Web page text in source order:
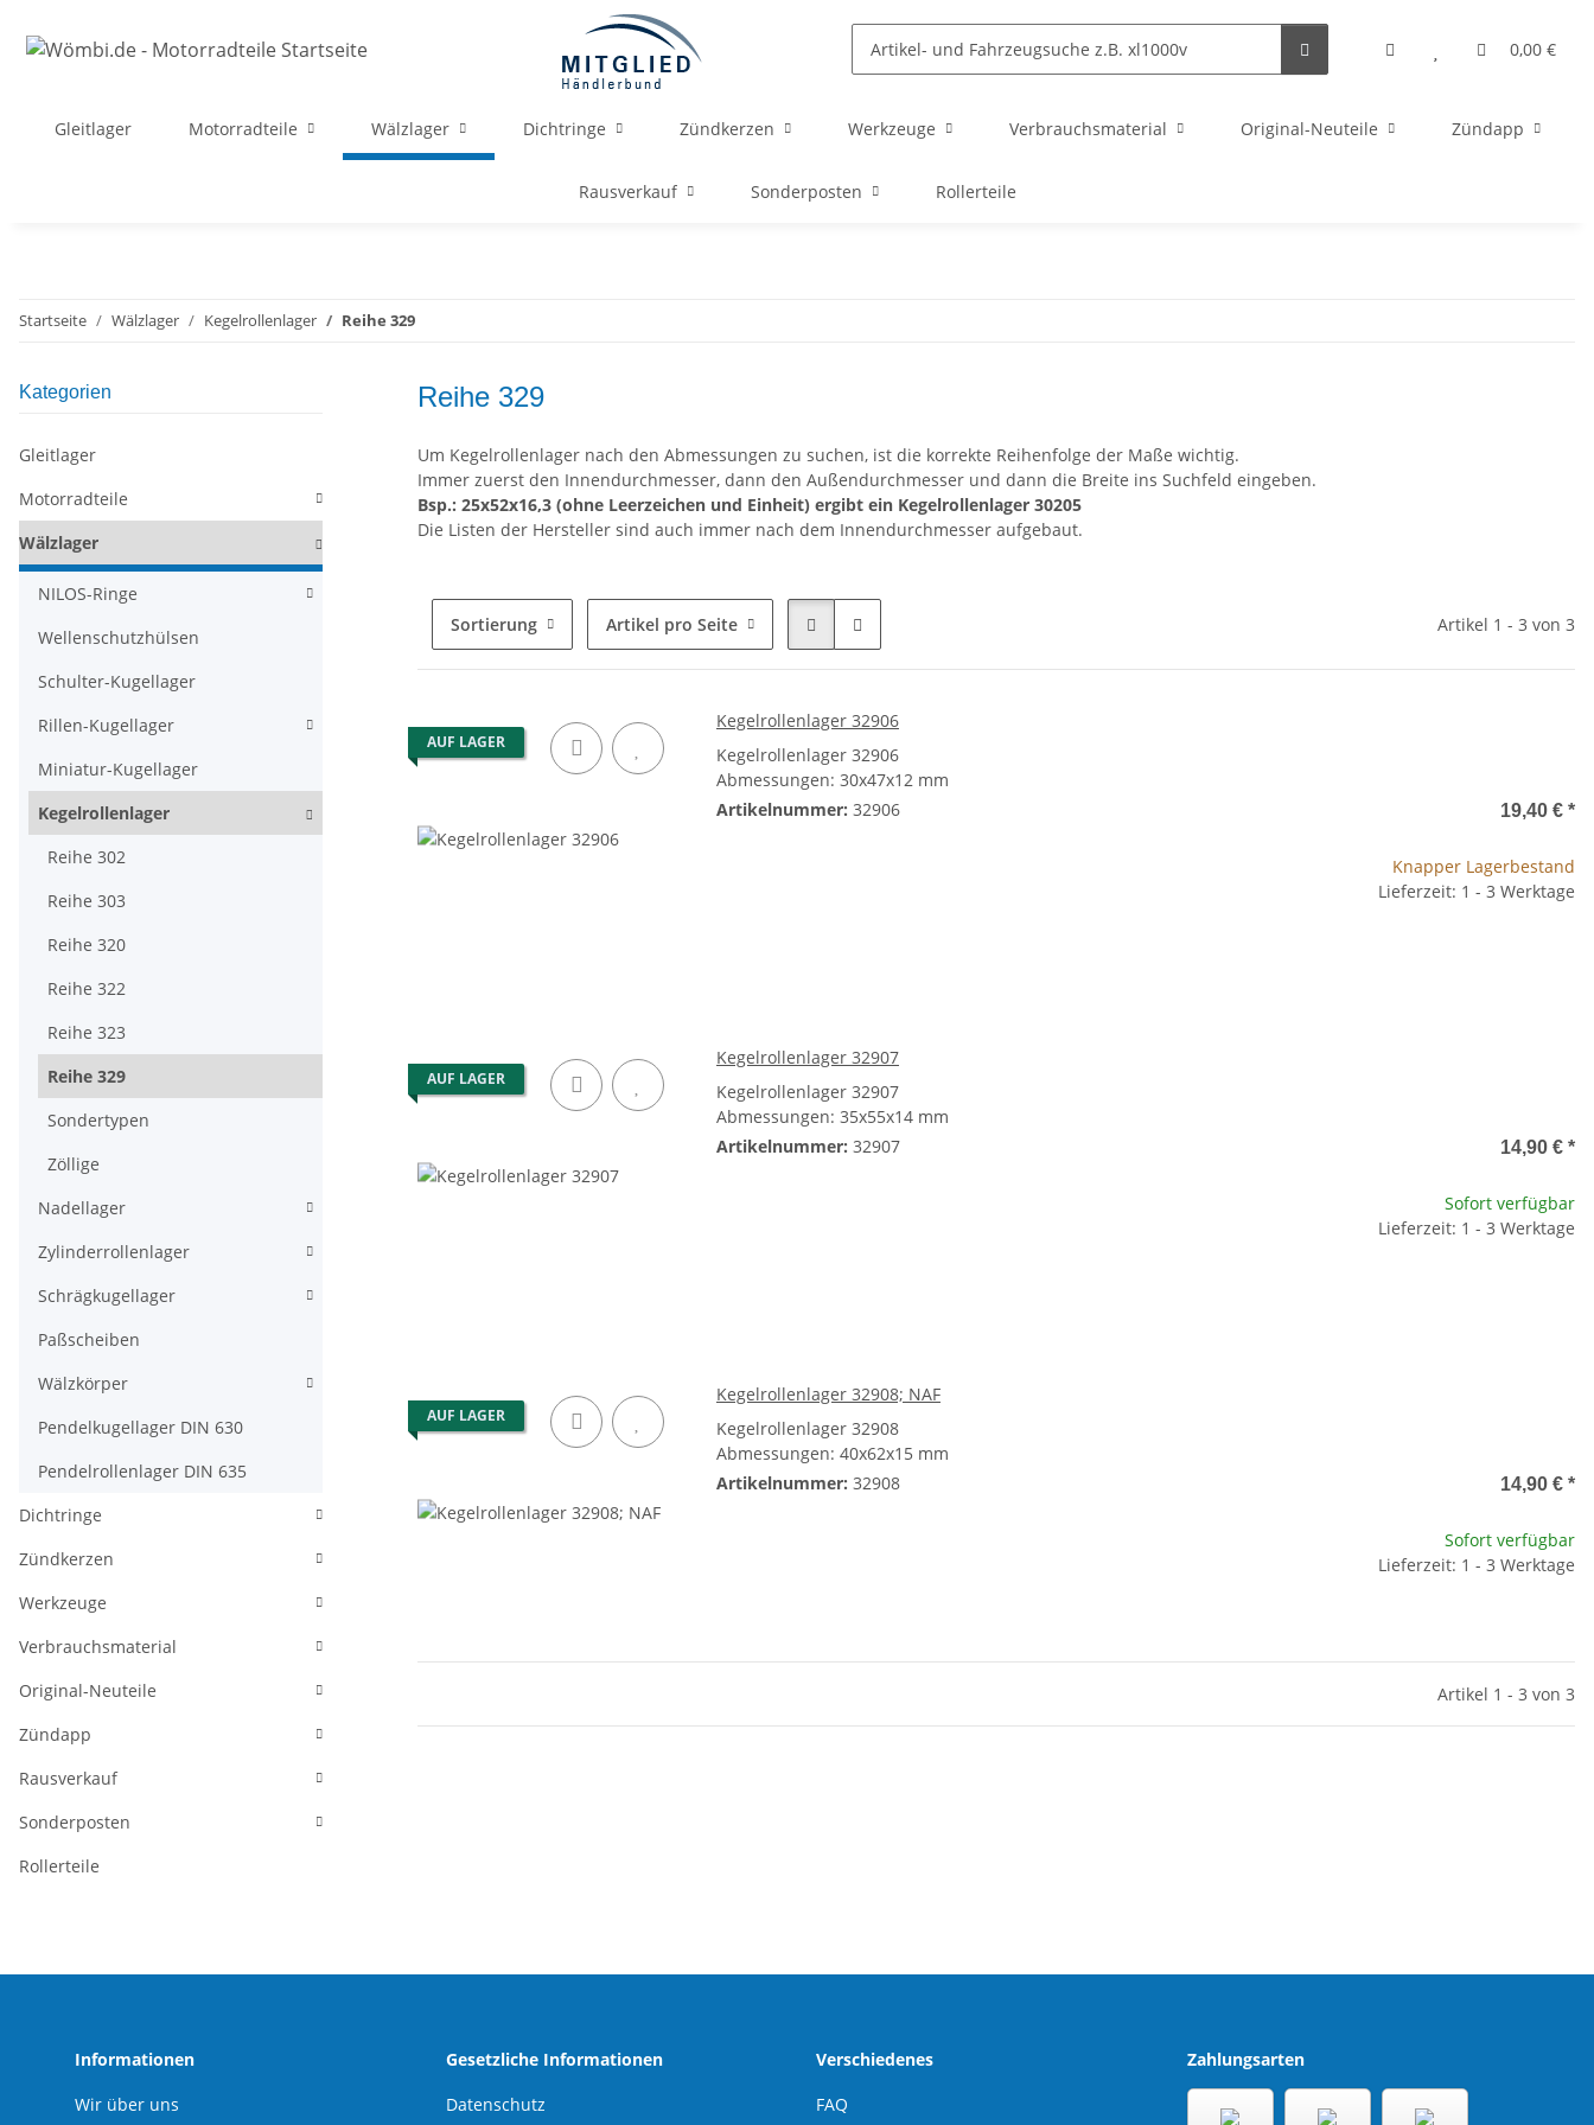
0,00 €
Gleitlager Motorradteile Wälzlager Dichtringe Zündkerzen Werkzeuge Verbrauchsmaterial Original-Neuteile Zündapp
Rausverkauf Sonderposten Rollerteile
Startseite Wälzlager Kegelrollenlager Reihe 329
Reihe 329
Um Kegelrollenlager nach den Abmessungen zu suchen, ist die korrekte Reihenfolge der Maße wichtig.
Immer zuerst den Innendurchmesser, dann den Außendurchmesser und dann die Breite ins Suchfeld eingeben.
Bsp.: 25x52x16,3 (ohne Leerzeichen und Einheit) ergibt ein Kegelrollenlager 30205
Die Listen der Hersteller sind auch immer nach dem Innendurchmesser aufgebaut.
Sortierung Artikel pro Seite Artikel 1 - 3 von 3
AUF LAGER
Kegelrollenlager 32906
Kegelrollenlager 32906
Abmessungen: 30x47x12 mm
Artikelnummer: 32906 19,40 € *
Knapper Lagerbestand
Lieferzeit: 1 - 3 Werktage
AUF LAGER
Kegelrollenlager 32907
Kegelrollenlager 32907
Abmessungen: 35x55x14 mm
Artikelnummer: 32907 14,90 € *
Sofort verfügbar
Lieferzeit: 1 - 3 Werktage
AUF LAGER
Kegelrollenlager 32908; NAF
Kegelrollenlager 32908
Abmessungen: 40x62x15 mm
Artikelnummer: 32908 14,90 € *
Sofort verfügbar
Lieferzeit: 1 - 3 Werktage
Artikel 1 - 3 von 3
Kategorien
Gleitlager
Motorradteile
Wälzlager
NILOS-Ringe
Wellenschutzhülsen
Schulter-Kugellager
Rillen-Kugellager
Miniatur-Kugellager
Kegelrollenlager
Reihe 302
Reihe 303
Reihe 320
Reihe 322
Reihe 323
Reihe 329
Sondertypen
Zöllige
Nadellager
Zylinderrollenlager
Schrägkugellager
Paßscheiben
Wälzkörper
Pendelkugellager DIN 630
Pendelrollenlager DIN 635
Dichtringe
Zündkerzen
Werkzeuge
Verbrauchsmaterial
Original-Neuteile
Zündapp
Rausverkauf
Sonderposten
Rollerteile
Informationen
Wir über uns
Gesetzliche Informationen
Datenschutz
Verschiedenes
FAQ
Zahlungsarten